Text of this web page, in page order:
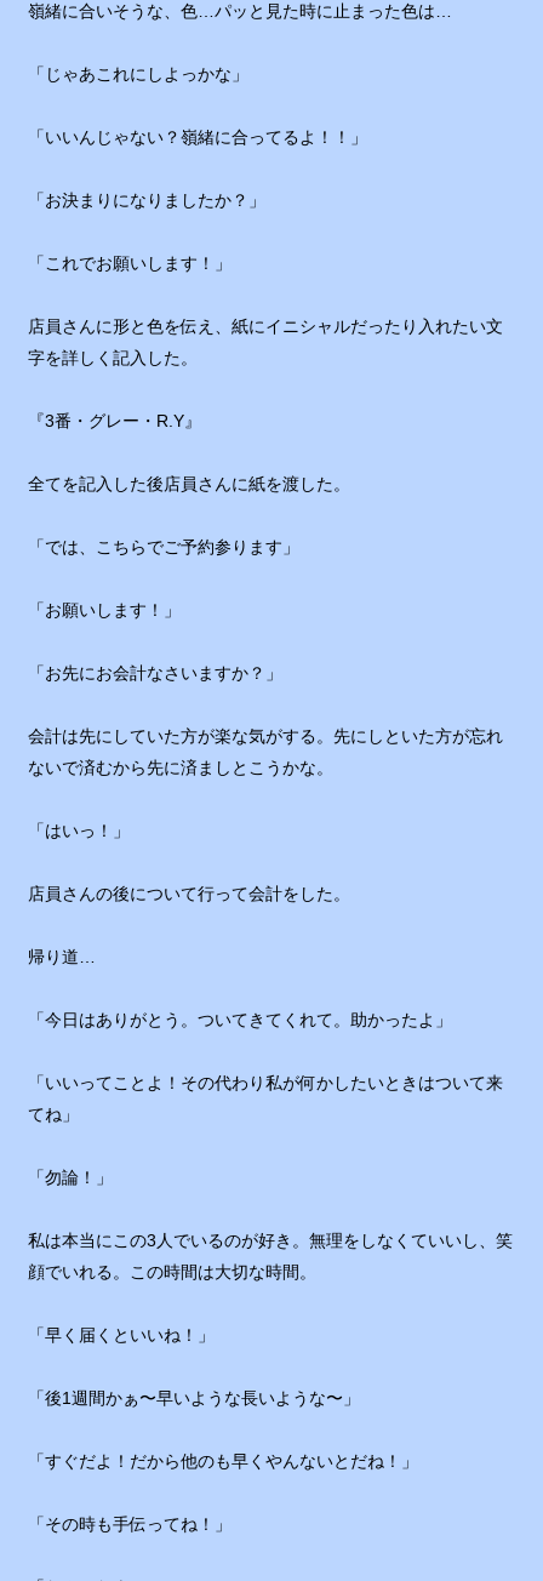
嶺緒に合いそうな、色…パッと見た時に止まった色は…
「じゃあこれにしよっかな」
「いいんじゃない？嶺緒に合ってるよ！！」
「お決まりになりましたか？」
「これでお願いします！」
店員さんに形と色を伝え、紙にイニシャルだったり入れたい文
字を詳しく記入した。
『3番・グレー・R.Y』
全てを記入した後店員さんに紙を渡した。
「では、こちらでご予約参ります」
「お願いします！」
「お先にお会計なさいますか？」
会計は先にしていた方が楽な気がする。先にしといた方が忘れ
ないで済むから先に済ましとこうかな。
「はいっ！」
店員さんの後について行って会計をした。
帰り道…
「今日はありがとう。ついてきてくれて。助かったよ」
「いいってことよ！その代わり私が何かしたいときはついて来
てね」
「勿論！」
私は本当にこの3人でいるのが好き。無理をしなくていいし、笑
顔でいれる。この時間は大切な時間。
「早く届くといいね！」
「後1週間かぁ〜早いような長いような〜」
「すぐだよ！だから他のも早くやんないとだね！」
「その時も手伝ってね！」